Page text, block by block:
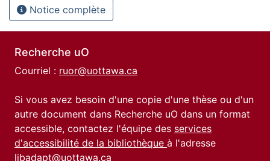
Notice complète
Recherche uO
Courriel : ruor@uottawa.ca
Si vous avez besoin d'une copie d'une thèse ou d'un
autre document dans Recherche uO dans un format
accessible, contactez l'équipe des services
d'accessibilité de la bibliothèque à l'adresse
libadapt@uottawa.ca